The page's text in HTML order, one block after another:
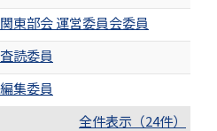
東部会 運営委員会委員
読委員
集委員
全件表示（24件）